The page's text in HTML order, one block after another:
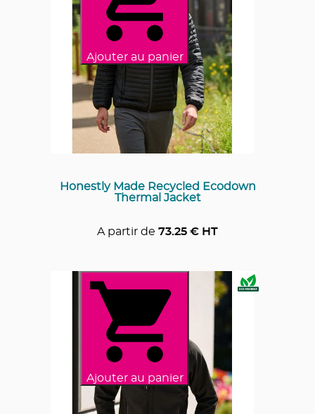
Ajouter au panier
Honestly Made Recycled Ecodown
Thermal Jacket
A partir de 73.25 € HT
Ajouter au panier